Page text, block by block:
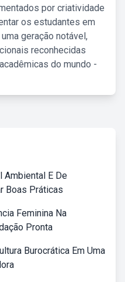
por criatividade
os estudantes em
geração notável,
reconhecidas
do mundo -
Ambiental E De
Boas Práticas
Feminina Na
Pronta
Burocrática Em Uma